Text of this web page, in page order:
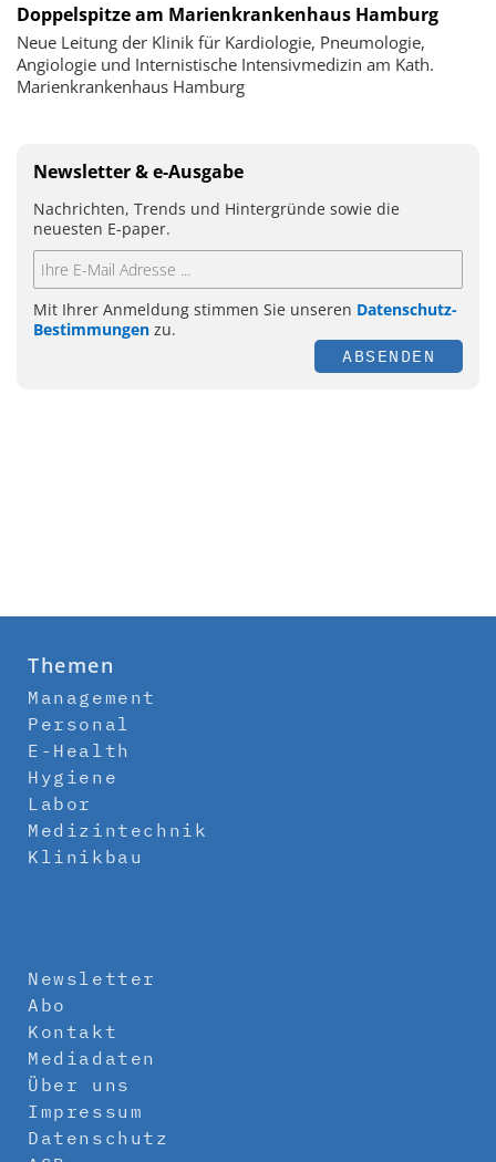
Doppelspitze am Marienkrankenhaus Hamburg
Neue Leitung der Klinik für Kardiologie, Pneumologie,
Angiologie und Internistische Intensivmedizin am Kath.
Marienkrankenhaus Hamburg
Newsletter & e-Ausgabe
Nachrichten, Trends und Hintergründe sowie die
neuesten E-paper.
Mit Ihrer Anmeldung stimmen Sie unseren Datenschutz-
Bestimmungen zu.
ABSENDEN
Themen
Management
Personal
E-Health
Hygiene
Labor
Medizintechnik
Klinikbau
Newsletter
Abo
Kontakt
Mediadaten
Über uns
Impressum
Datenschutz